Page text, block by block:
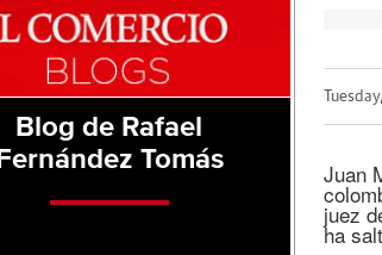
Juan
juez
ha
Blog de Rafael
Fernández Tomás